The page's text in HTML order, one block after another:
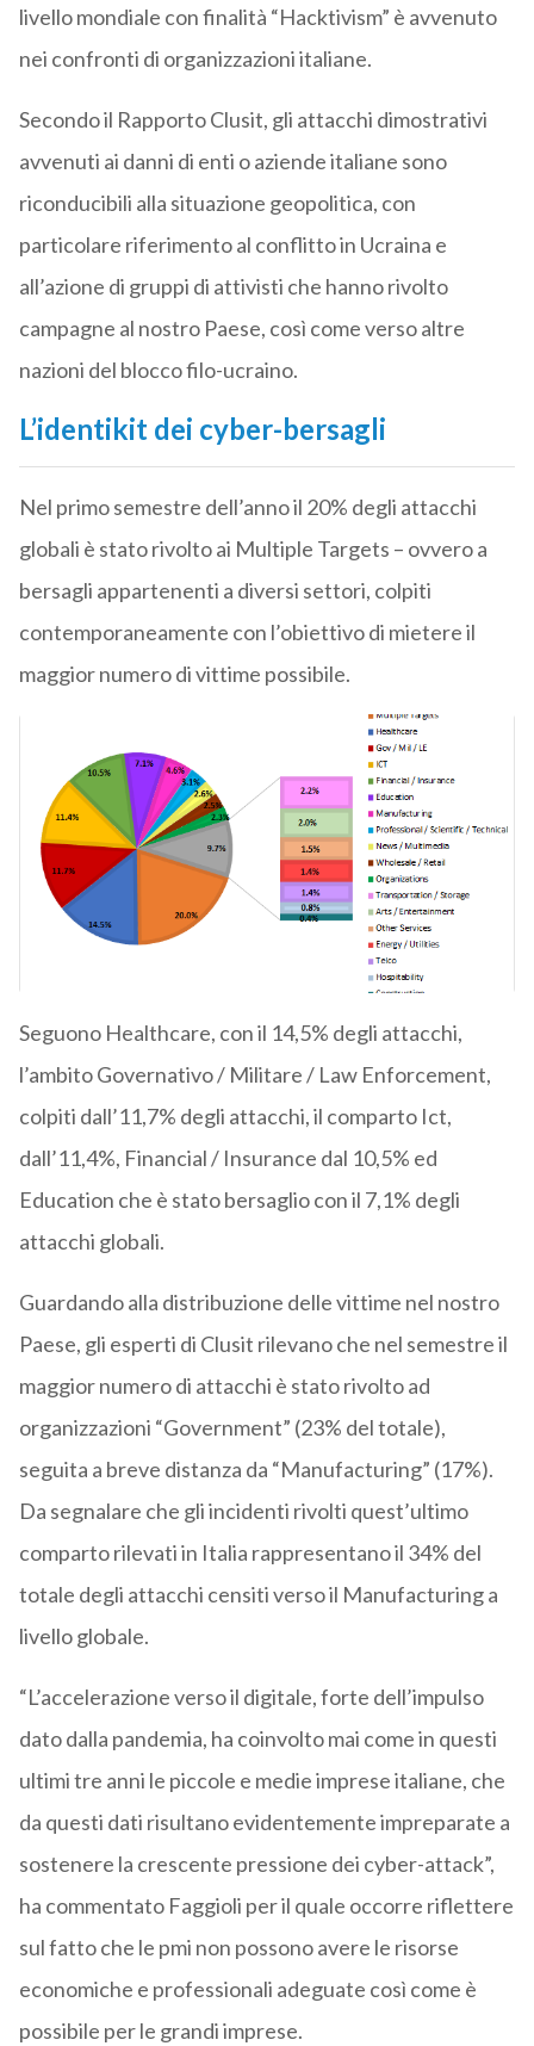
livello mondiale con finalità “Hacktivism” è avvenuto
nei confronti di organizzazioni italiane.
Secondo il Rapporto Clusit, gli attacchi dimostrativi
avvenuti ai danni di enti o aziende italiane sono
riconducibili alla situazione geopolitica, con
particolare riferimento al conflitto in Ucraina e
all’azione di gruppi di attivisti che hanno rivolto
campagne al nostro Paese, così come verso altre
nazioni del blocco filo-ucraino.
L’identikit dei cyber-bersagli
Nel primo semestre dell’anno il 20% degli attacchi
globali è stato rivolto ai Multiple Targets – ovvero a
bersagli appartenenti a diversi settori, colpiti
contemporaneamente con l’obiettivo di mietere il
maggior numero di vittime possibile.
Seguono Healthcare, con il 14,5% degli attacchi,
l’ambito Governativo / Militare / Law Enforcement,
colpiti dall’11,7% degli attacchi, il comparto Ict,
dall’11,4%, Financial / Insurance dal 10,5% ed
Education che è stato bersaglio con il 7,1% degli
attacchi globali.
Guardando alla distribuzione delle vittime nel nostro
Paese, gli esperti di Clusit rilevano che nel semestre il
maggior numero di attacchi è stato rivolto ad
organizzazioni “Government” (23% del totale),
seguita a breve distanza da “Manufacturing” (17%).
Da segnalare che gli incidenti rivolti quest’ultimo
comparto rilevati in Italia rappresentano il 34% del
totale degli attacchi censiti verso il Manufacturing a
livello globale.
“L’accelerazione verso il digitale, forte dell’impulso
dato dalla pandemia, ha coinvolto mai come in questi
ultimi tre anni le piccole e medie imprese italiane, che
da questi dati risultano evidentemente impreparate a
sostenere la crescente pressione dei cyber-attack”,
ha commentato Faggioli per il quale occorre riflettere
sul fatto che le pmi non possono avere le risorse
economiche e professionali adeguate così come è
possibile per le grandi imprese.